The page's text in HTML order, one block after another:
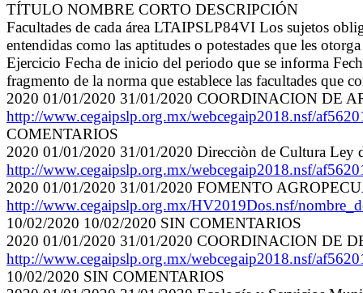
TÍTULO NOMBRE CORTO DESCRIPCIÓN
Facultades de cada área LTAIPSLP84VI Los sujetos
entendidas como las aptitudes o potestades que les
Ejercicio Fecha de inicio del periodo que se informa
fragmento de la norma que establece las facultades que
2020 01/01/2020 31/01/2020 COORDINACION DE
http://www.cegaipslp.org.mx/webcegaip2018.nsf/
COMENTARIOS
2020 01/01/2020 31/01/2020 Direcciòn de Cultura Ley
http://www.cegaipslp.org.mx/webcegaip2018.nsf/
2020 01/01/2020 31/01/2020 FOMENTO
http://www.cegaipslp.org.mx/HV2019Dos.nsf/
10/02/2020 10/02/2020 SIN COMENTARIOS
2020 01/01/2020 31/01/2020 COORDINACION DE
http://www.cegaipslp.org.mx/webcegaip2018.nsf/
10/02/2020 SIN COMENTARIOS